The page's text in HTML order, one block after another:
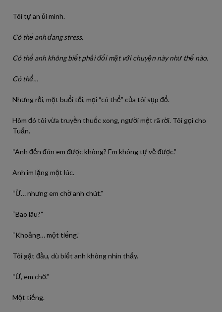
Tôi tự an ủi mình.
Có thể anh đang stress.
Có thể anh không biết phải đối mặt với chuyện này như thế nào.
Có thể…
Nhưng rồi, một buổi tối, mọi “có thể” của tôi sụp đổ.
Hôm đó tôi vừa truyền thuốc xong, người mệt rã rời. Tôi gọi cho
Tuấn.
“Anh đến đón em được không? Em không tự về được.”
Anh im lặng một lúc.
“Ừ… nhưng em chờ anh chút.”
“Bao lâu?”
“Khoảng… một tiếng.”
Tôi gật đầu, dù biết anh không nhìn thấy.
“Ừ, em chờ.”
Một tiếng.